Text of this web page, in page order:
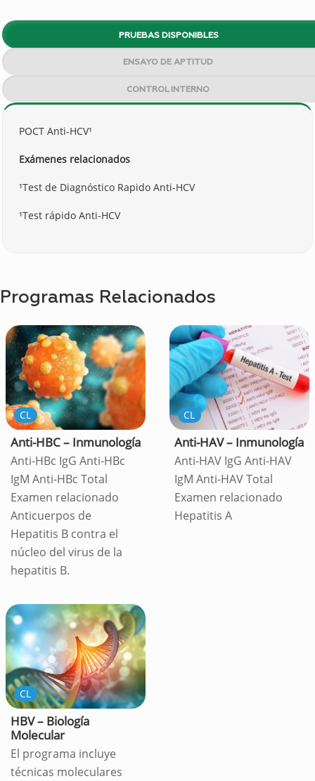
PRUEBAS DISPONIBLES
ENSAYO DE APTITUD
CONTROL INTERNO
POCT Anti-HCV¹
Exámenes relacionados
¹Test de Diagnóstico Rapido Anti-HCV
¹Test rápido Anti-HCV
Programas Relacionados
CL
Anti-HBC – Inmunología
Anti-HBc IgG Anti-HBc
IgM Anti-HBc Total
Examen relacionado
Anticuerpos de
Hepatitis B contra el
núcleo del virus de la
hepatitis B.
CL
Anti-HAV – Inmunología
Anti-HAV IgG Anti-HAV
IgM Anti-HAV Total
Examen relacionado
Hepatitis A
CL
HBV – Biología
Molecular
El programa incluye
técnicas moleculares